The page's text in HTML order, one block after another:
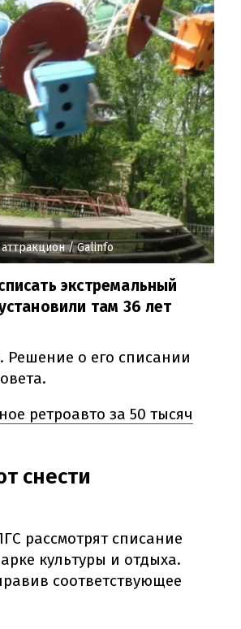
/ Galinfo
экстремальный
там 36 лет
Решение о его списании
ретроавто за 50 тысяч
снести
рассмотрят списание
культуры и отдыха.
соответствующее